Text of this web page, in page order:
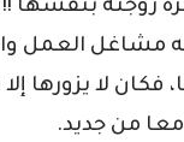
زوجته بنفسها
ألهته مشاغل
فكان لا يزورها
من جديد.